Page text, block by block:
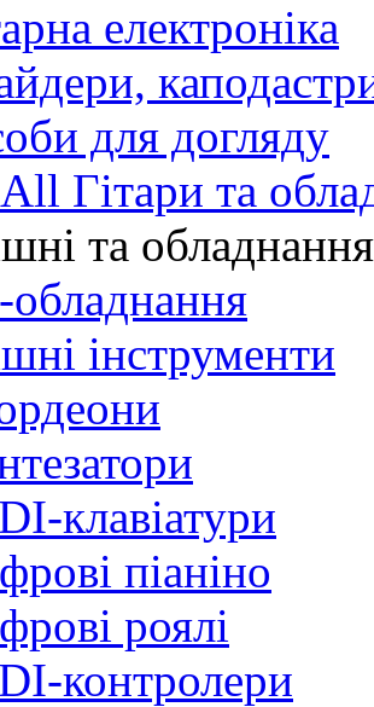
електроніка
для догляду
Гітари та
та обладнання
інструменти
клавіатури
піаніно
роялі
контролери